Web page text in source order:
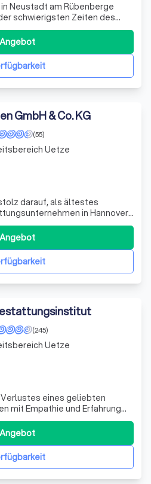
Neustadt am Rübenberge
schwierigsten Zeiten des
dass der Verlust eines
tiefgreifende emotionale
Daher setzen wir alles daran,
und wür
Angebot
GmbH & Co. KG
(55)
darauf, als ältestes
in Hannover
uns als einfühlsame
Verstorbenen als auch den
fachlicher Kompetenz und
Zeit, in der T
Angebot
Uetze
(245)
eines geliebten
mit Empathie und Erfahrung
wichtig es ist, in dieser
vertrauensvollen Partner an
Bestattungsinstitut bietet
b
Angebot
Uetze